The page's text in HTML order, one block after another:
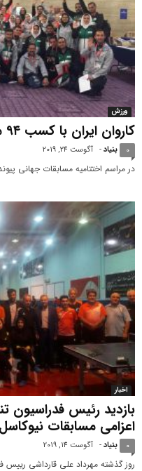
ورزش
کاروان ایران با کسب ۹۴ مدال در سکوی سوم جهان
بنیاد- آگوست 24, 2019 0
در مراسم اختتامیه مسابقات جهانی
اخبار
بازدید رئیس فدراسیون
اعزامی مسابقات نیوکاسل
بنیاد- آگوست 14, 2019 0
روز گذشته مهرداد علی قارداشی